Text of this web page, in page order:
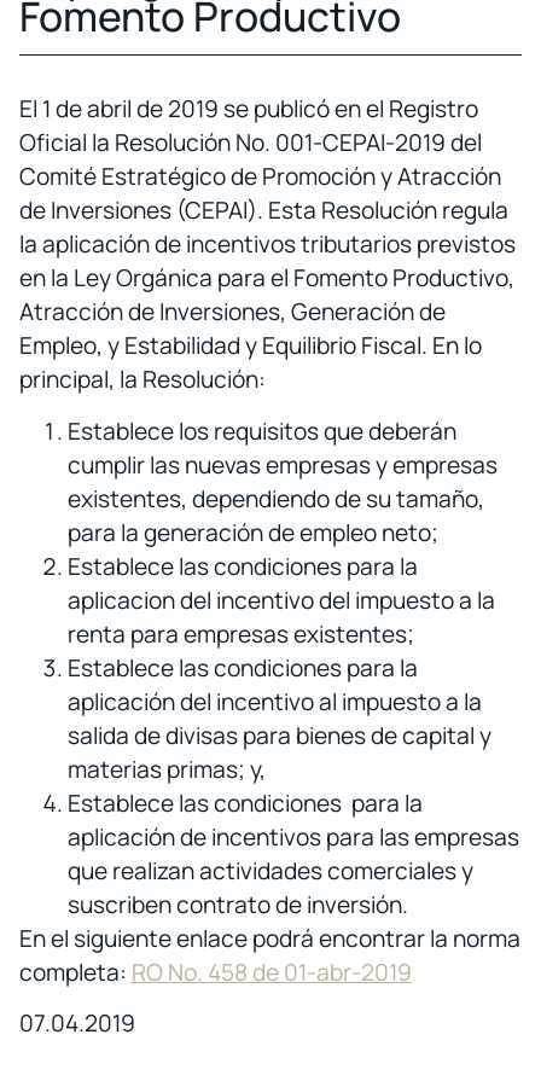
Fomento Productivo
El 1 de abril de 2019 se publicó en el Registro
Oficial la Resolución No. 001-CEPAI-2019 del
Comité Estratégico de Promoción y Atracción
de Inversiones (CEPAI). Esta Resolución regula
la aplicación de incentivos tributarios previstos
en la Ley Orgánica para el Fomento Productivo,
Atracción de Inversiones, Generación de
Empleo, y Estabilidad y Equilibrio Fiscal. En lo
principal, la Resolución:
Establece los requisitos que deberán
cumplir las nuevas empresas y empresas
existentes, dependiendo de su tamaño,
para la generación de empleo neto;
Establece las condiciones para la
aplicacion del incentivo del impuesto a la
renta para empresas existentes;
Establece las condiciones para la
aplicación del incentivo al impuesto a la
salida de divisas para bienes de capital y
materias primas; y,
Establece las condiciones para la
aplicación de incentivos para las empresas
que realizan actividades comerciales y
suscriben contrato de inversión.
En el siguiente enlace podrá encontrar la norma
completa: RO No. 458 de 01-abr-2019
07.04.2019